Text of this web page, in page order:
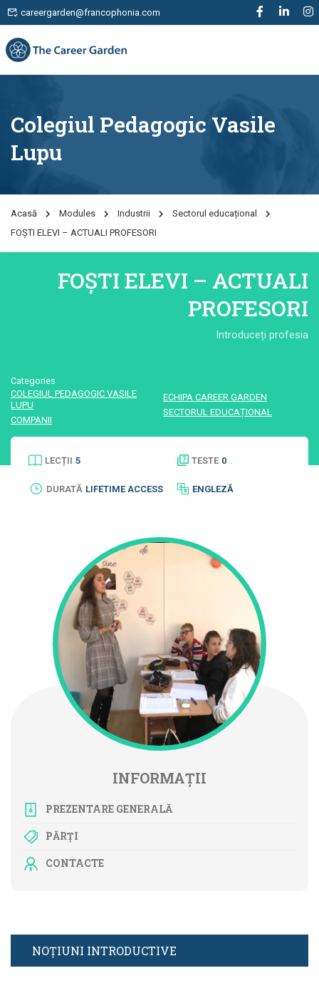
careergarden@francophonia.com
Colegiul Pedagogic Vasile
Lupu
Acasă Modules Industrii
Sectorul educațional
FOȘTI ELEVI – ACTUALI PROFESORI
FOȘTI ELEVI – ACTUALI
PROFESORI
Introduceți profesia
Categories
COLEGIUL PEDAGOGIC VASILE
LUPU
COMPANII
ECHIPA CAREER GARDEN
SECTORUL EDUCAȚIONAL
LECȚII 5 TESTE 0
DURATĂ LIFETIME ACCESS ENGLEZĂ
NOȚIUNI INTRODUCTIVE
INFORMAȚII
PREZENTARE GENERALĂ
PĂRȚI
CONTACTE